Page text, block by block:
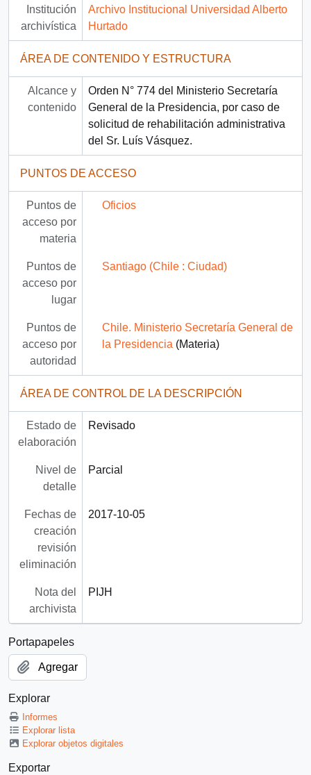
Institución
archivística
Archivo Institucional Universidad Alberto
Hurtado
ÁREA DE CONTENIDO Y ESTRUCTURA
Alcance y
contenido
Orden N° 774 del Ministerio Secretaría
General de la Presidencia, por caso de
solicitud de rehabilitación administrativa
del Sr. Luís Vásquez.
PUNTOS DE ACCESO
Puntos de
acceso por
materia
Oficios
Puntos de
acceso por
lugar
Santiago (Chile : Ciudad)
Puntos de
acceso por
autoridad
Chile. Ministerio Secretaría General de
la Presidencia (Materia)
ÁREA DE CONTROL DE LA DESCRIPCIÓN
Estado de
elaboración
Revisado
Nivel de
detalle
Parcial
Fechas de
creación
revisión
eliminación
2017-10-05
Nota del
archivista
PIJH
Portapapeles
Agregar
Explorar
Informes
Explorar lista
Explorar objetos digitales
Exportar